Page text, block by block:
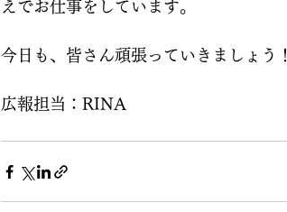
えでお仕事をしています。
今日も、皆さん頑張っていきましょう！
広報担当：RINA